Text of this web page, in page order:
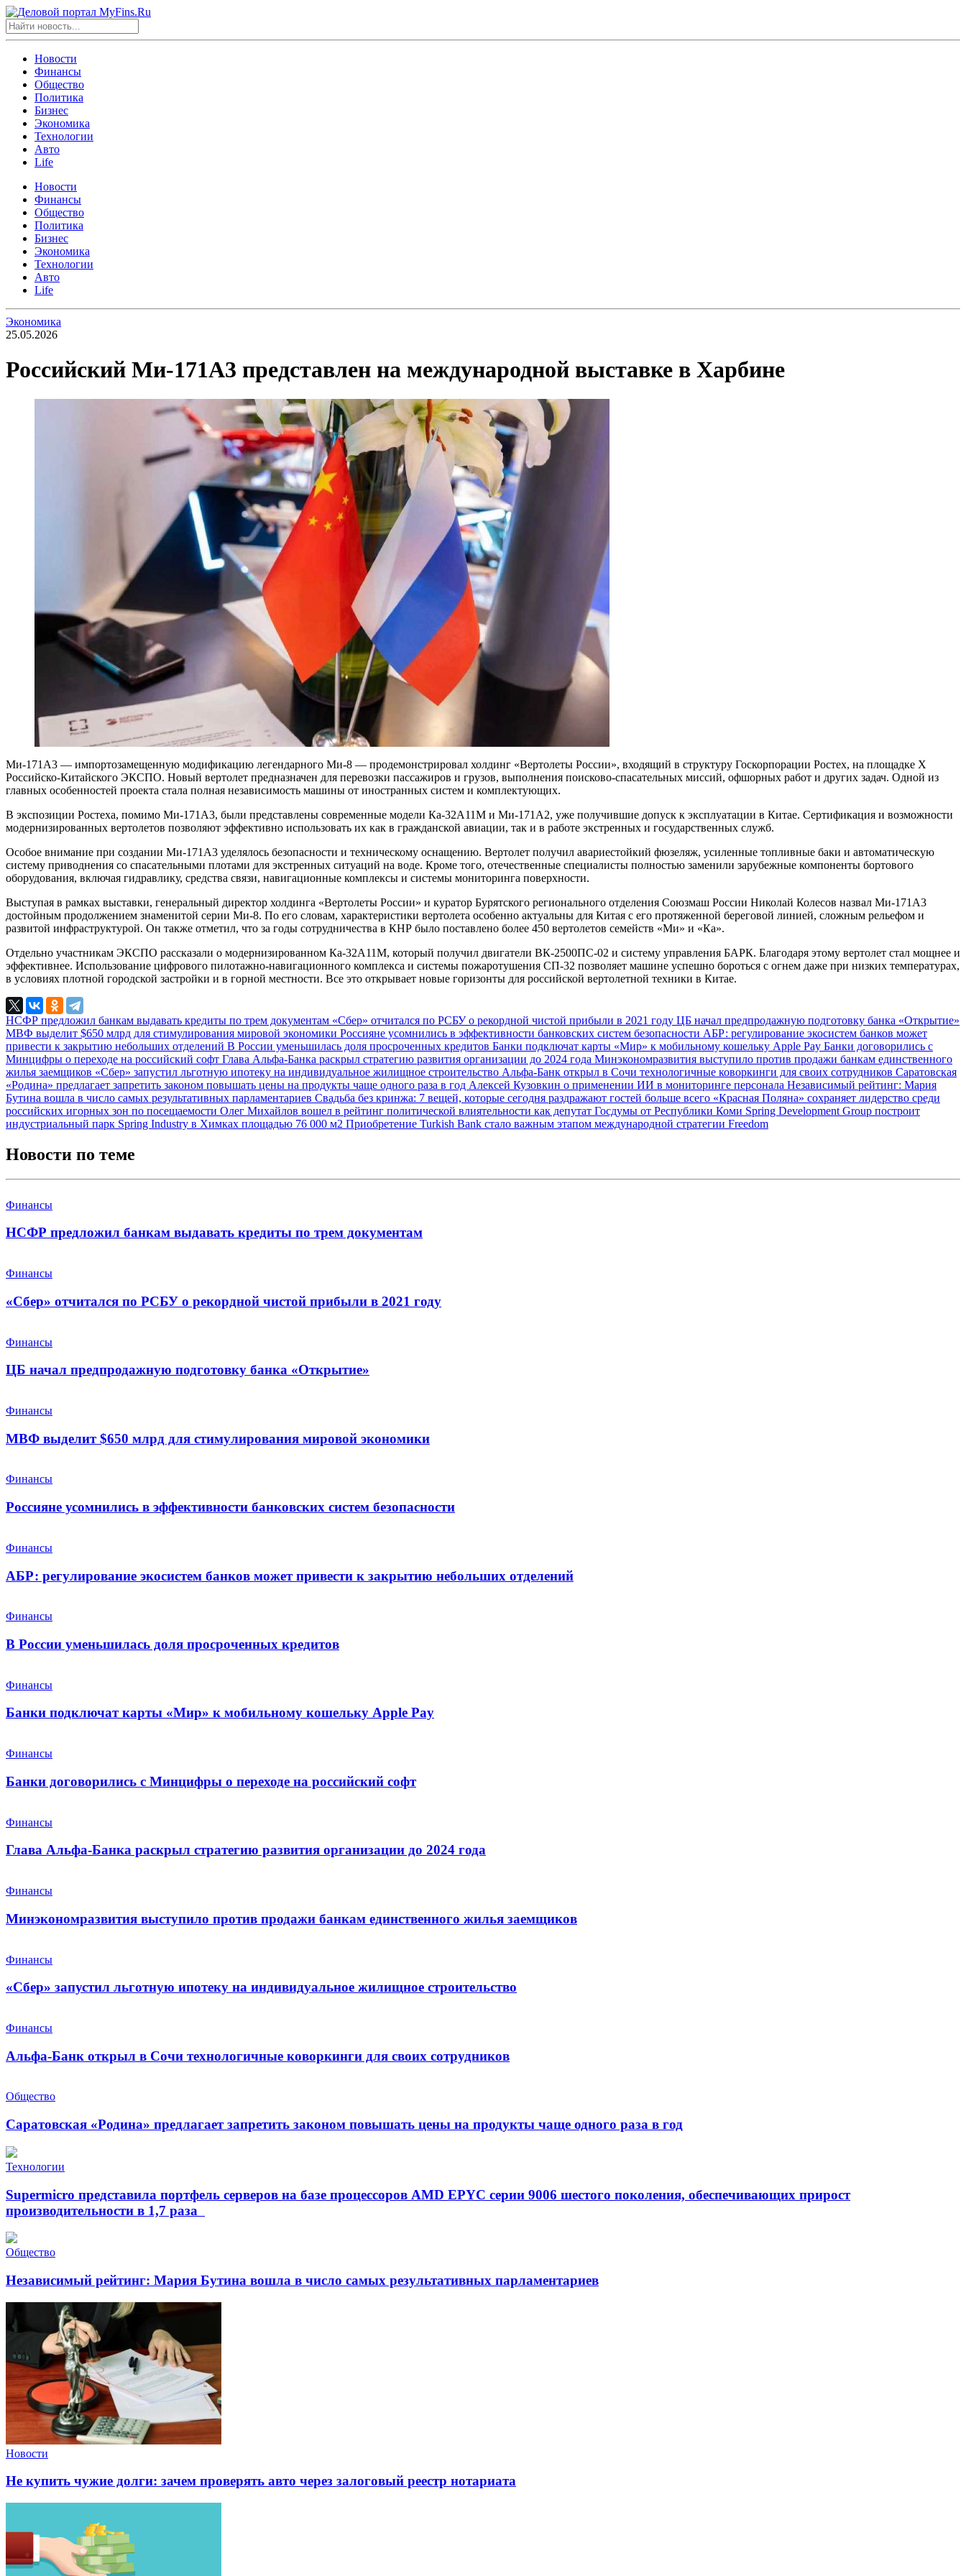
Новости
Финансы
Общество
Политика
Бизнес
Экономика
Технологии
Авто
Life
Новости
Финансы
Общество
Политика
Бизнес
Экономика
Технологии
Авто
Life
Экономика
25.05.2026
Российский Ми-171А3 представлен на международной выставке в Харбине
Ми-171А3 — импортозамещенную модификацию легендарного Ми-8 — продемонстрировал холдинг «Вертолеты России», входящий в структуру Госкорпорации Ростех, на площадке Х
Российско-Китайского ЭКСПО. Новый вертолет предназначен для перевозки пассажиров и грузов, выполнения поисково-спасательных миссий, офшорных работ и других задач. Одной из
главных особенностей проекта стала полная независимость машины от иностранных систем и комплектующих.
В экспозиции Ростеха, помимо Ми-171А3, были представлены современные модели Ка-32А11М и Ми-171А2, уже получившие допуск к эксплуатации в Китае. Сертификация и возможности
модернизированных вертолетов позволяют эффективно использовать их как в гражданской авиации, так и в работе экстренных и государственных служб.
Особое внимание при создании Ми-171А3 уделялось безопасности и техническому оснащению. Вертолет получил авариестойкий фюзеляж, усиленные топливные баки и автоматическую
систему приводнения со спасательными плотами для экстренных ситуаций на воде. Кроме того, отечественные специалисты полностью заменили зарубежные компоненты бортового
оборудования, включая гидравлику, средства связи, навигационные комплексы и системы мониторинга поверхности.
Выступая в рамках выставки, генеральный директор холдинга «Вертолеты России» и куратор Бурятского регионального отделения Союзмаш России Николай Колесов назвал Ми-171А3
достойным продолжением знаменитой серии Ми-8. По его словам, характеристики вертолета особенно актуальны для Китая с его протяженной береговой линией, сложным рельефом и
развитой инфраструктурой. Он также отметил, что за годы сотрудничества в КНР было поставлено более 450 вертолетов семейств «Ми» и «Ка».
Отдельно участникам ЭКСПО рассказали о модернизированном Ка-32А11М, который получил двигатели ВК-2500ПС-02 и систему управления БАРК. Благодаря этому вертолет стал мощнее и
эффективнее. Использование цифрового пилотажно-навигационного комплекса и системы пожаротушения СП-32 позволяет машине успешно бороться с огнем даже при низких температурах,
в условиях плотной городской застройки и в горной местности. Все это открывает новые горизонты для российской вертолетной техники в Китае.
НСФР предложил банкам выдавать кредиты по трем документам «Сбер» отчитался по РСБУ о рекордной чистой прибыли в 2021 году ЦБ начал предпродажную подготовку банка «Открытие»
МВФ выделит $650 млрд для стимулирования мировой экономики Россияне усомнились в эффективности банковских систем безопасности АБР: регулирование экосистем банков может
привести к закрытию небольших отделений В России уменьшилась доля просроченных кредитов Банки подключат карты «Мир» к мобильному кошельку Apple Pay Банки договорились с
Минцифры о переходе на российский софт Глава Альфа-Банка раскрыл стратегию развития организации до 2024 года Минэкономразвития выступило против продажи банкам единственного
жилья заемщиков «Сбер» запустил льготную ипотеку на индивидуальное жилищное строительство Альфа-Банк открыл в Сочи технологичные коворкинги для своих сотрудников Саратовская
«Родина» предлагает запретить законом повышать цены на продукты чаще одного раза в год Алексей Кузовкин о применении ИИ в мониторинге персонала Независимый рейтинг: Мария
Бутина вошла в число самых результативных парламентариев Свадьба без кринжа: 7 вещей, которые сегодня раздражают гостей больше всего «Красная Поляна» сохраняет лидерство среди
российских игорных зон по посещаемости Олег Михайлов вошел в рейтинг политической влиятельности как депутат Госдумы от Республики Коми Spring Development Group построит
индустриальный парк Spring Industry в Химках площадью 76 000 м2 Приобретение Turkish Bank стало важным этапом международной стратегии Freedom
Новости по теме
Финансы
НСФР предложил банкам выдавать кредиты по трем документам
Финансы
«Сбер» отчитался по РСБУ о рекордной чистой прибыли в 2021 году
Финансы
ЦБ начал предпродажную подготовку банка «Открытие»
Финансы
МВФ выделит $650 млрд для стимулирования мировой экономики
Финансы
Россияне усомнились в эффективности банковских систем безопасности
Финансы
АБР: регулирование экосистем банков может привести к закрытию небольших отделений
Финансы
В России уменьшилась доля просроченных кредитов
Финансы
Банки подключат карты «Мир» к мобильному кошельку Apple Pay
Финансы
Банки договорились с Минцифры о переходе на российский софт
Финансы
Глава Альфа-Банка раскрыл стратегию развития организации до 2024 года
Финансы
Минэкономразвития выступило против продажи банкам единственного жилья заемщиков
Финансы
«Сбер» запустил льготную ипотеку на индивидуальное жилищное строительство
Финансы
Альфа-Банк открыл в Сочи технологичные коворкинги для своих сотрудников
Общество
Саратовская «Родина» предлагает запретить законом повышать цены на продукты чаще одного раза в год
Технологии
Supermicro представила портфель серверов на базе процессоров AMD EPYC серии 9006 шестого поколения, обеспечивающих прирост
производительности в 1,7 раза
Общество
Независимый рейтинг: Мария Бутина вошла в число самых результативных парламентариев
Новости
Не купить чужие долги: зачем проверять авто через залоговый реестр нотариата